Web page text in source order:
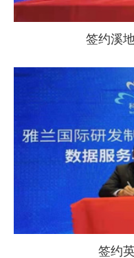
签约溪
签约